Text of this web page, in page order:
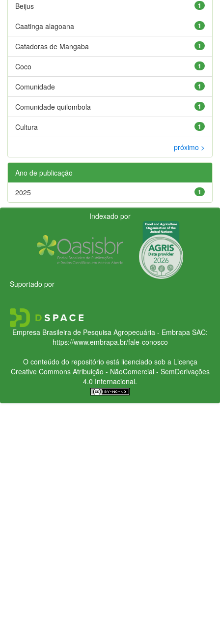
1
Beijus
1
Caatinga alagoana
1
Catadoras de Mangaba
1
Coco
1
Comunidade
1
Comunidade quilombola
1
Cultura
próximo >
Ano de publicação
1
2025
Indexado por
Suportado por
Empresa Brasileira de Pesquisa Agropecuária - Embrapa SAC:
https://www.embrapa.br/fale-conosco
O conteúdo do repositório está licenciado sob a Licença
Creative CommonsAtribuição - NãoComercial - SemDerivações
4.0 Internacional.